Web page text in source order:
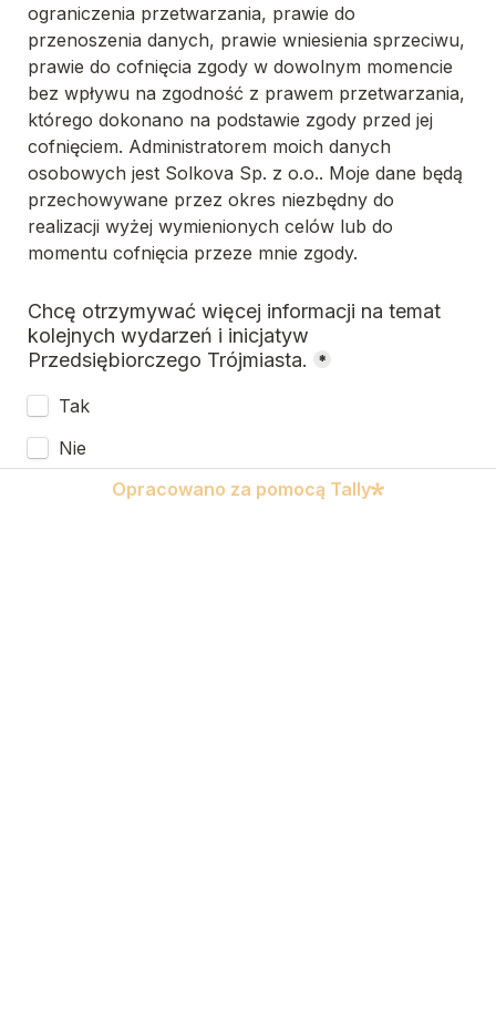
ograniczenia przetwarzania, prawie do
przenoszenia danych, prawie wniesienia sprzeciwu,
prawie do cofnięcia zgody w dowolnym momencie
bez wpływu na zgodność z prawem przetwarzania,
którego dokonano na podstawie zgody przed jej
cofnięciem. Administratorem moich danych
osobowych jest Solkova Sp. z o.o.. Moje dane będą
przechowywane przez okres niezbędny do
realizacji wyżej wymienionych celów lub do
momentu cofnięcia przeze mnie zgody.
Chcę otrzymywać więcej informacji na temat
kolejnych wydarzeń i inicjatyw
Przedsiębiorczego Trójmiasta.
*
Tak
Nie
Opracowano za pomocą Tally